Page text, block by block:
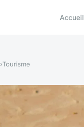
Accueil
›Tourisme